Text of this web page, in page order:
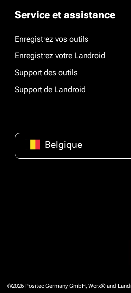
Service et assistance
Enregistrez vos outils
Enregistrez votre Landroid
Support des outils
Support de Landroid
Belgique
©2026 Positec Germany GmbH, Worx® and